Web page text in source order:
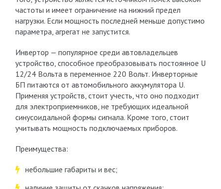
частоты и имеет ограничение на нижний предел
нагрузки. Если мощность последней меньше допустимо
параметра, агрегат не запустится.
Инвертор — популярное среди автовладельцев
устройство, способное преобразовывать постоянное U
12/24 Вольта в переменное 220 Вольт. Инверторные
БП питаются от автомобильного аккумулятора U.
Применяя устройств, стоит учесть, что оно подходит
для электроприемников, не требующих идеальной
синусоидальной формы сигнала. Кроме того, стоит
учитывать мощность подключаемых приборов.
Преимущества:
небольшие габариты и вес;